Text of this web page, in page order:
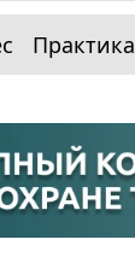
Практика